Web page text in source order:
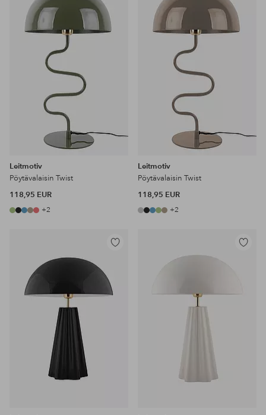
suosikkeihin
Leitmotiv
Pöytävalaisin Twist
118,95 EUR
+2
Leitmotiv
Pöytävalaisin Twist
118,95 EUR
+2
Lisää
Lisää